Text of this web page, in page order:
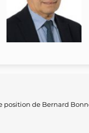
position de Bernard